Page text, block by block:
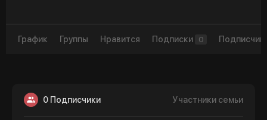
График Группы Нравится Подписки 0
0 Подписчики Участники семьи